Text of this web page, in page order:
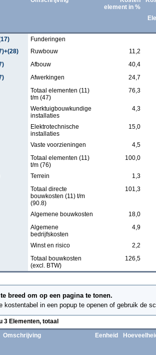
element in %
Funderingen
Ruwbouw
11,2
Afbouw
40,4
Afwerkingen
24,7
Totaal elementen (11)
t/m (47)
76,3
Werktuigbouwkundige
installaties
4,3
Elektrotechnische
installaties
15,0
Vaste voorzieningen
4,5
Totaal elementen (11)
t/m (76)
100,0
Terrein
1,3
Totaal directe
bouwkosten (11) t/m
(90.8)
101,3
Algemene bouwkosten
18,0
Algemene
bedrijfskosten
4,9
Winst en risico
2,2
Totaal bouwkosten
(excl. BTW)
126,5
breed om op een pagina te tonen.
kostentabel in een popup te openen of gebruik de
3 Elementen, totaal
Omschrijving Eenheid